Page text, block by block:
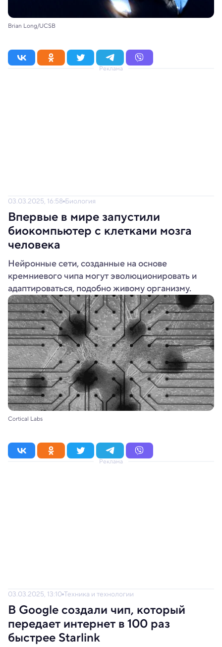
Brian Long/UCSB
Реклама
03.03.2025, 16:58 Биология
Впервые в мире запустили
биокомпьютер с клетками мозга
человека
Нейронные сети, созданные на основе
кремниевого чипа могут эволюционировать и
адаптироваться, подобно живому организму.
Cortical Labs
Реклама
03.03.2025, 13:10 Техника и технологии
В Google создали чип, который
передает интернет в 100 раз
быстрее Starlink